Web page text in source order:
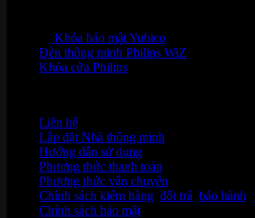
Khóa bảo mật Yubico
Đèn thông minh Philips WiZ
Khóa cửa Philips
Liên hệ
Lắp đặt Nhà thông minh
Hướng dẫn sử dụng
Phương thức thanh toán
Phương thức vận chuyển
Chính sách kiểm hàng đổi trả bảo hành
Chính sách bảo mật